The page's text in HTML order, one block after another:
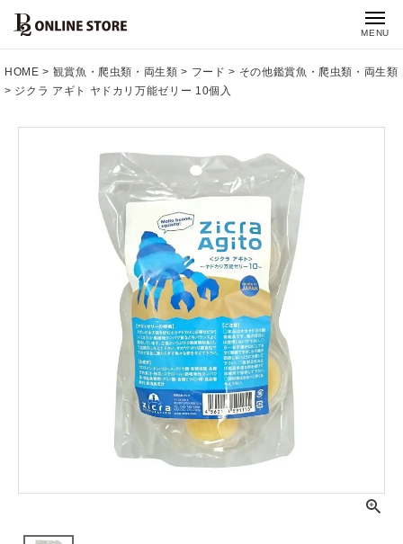
MENU
HOME 観賞魚・爬虫類・両生類 フード
その他鑑賞魚・爬虫類・両生類
ジクラ アギト ヤドカリ万能ゼリー 10個入